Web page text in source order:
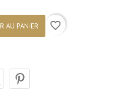
AU PANIER favorite_border